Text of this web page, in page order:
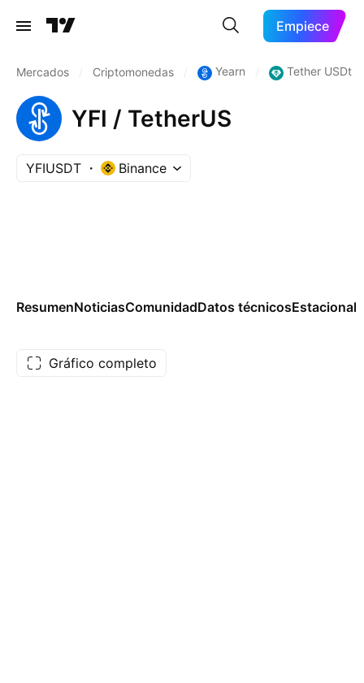
Empiece
Mercados Criptomonedas Yearn Tether USDt
YFI / TetherUS
YFIUSDT Binance
ResumenNoticiasComunidadDatos técnicos
Gráfico completo